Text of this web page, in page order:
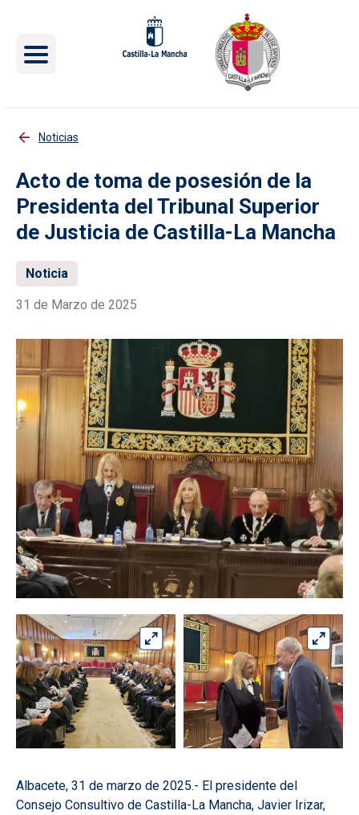
Noticias
Acto de toma de posesión de la
Presidenta del Tribunal Superior
de Justicia de Castilla-La Mancha
Noticia
31 de Marzo de 2025
Albacete, 31 de marzo de 2025.- El presidente del
Consejo Consultivo de Castilla-La Mancha, Javier Irizar,